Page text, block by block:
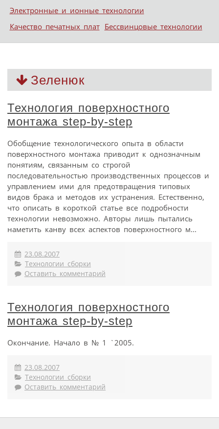
Электронные и ионные технологии
Качество печатных плат Бессвинцовые технологии
Зеленюк
Технология поверхностного
монтажа step-by-step
Обобщение технологического опыта в области
поверхностного монтажа приводит к однозначным
понятиям, связанным со строгой
последовательностью производственных процессов и
управлением ими для предотвращения типовых
видов брака и методов их устранения. Естественно,
что описать в короткой статье все подробности
технологии невозможно. Авторы лишь пытались
наметить канву всех аспектов поверхностного м...
23.08.2007
Технологии сборки
Оставить комментарий
Технология поверхностного
монтажа step-by-step
Окончание. Начало в № 1 `2005.
23.08.2007
Технологии сборки
Оставить комментарий